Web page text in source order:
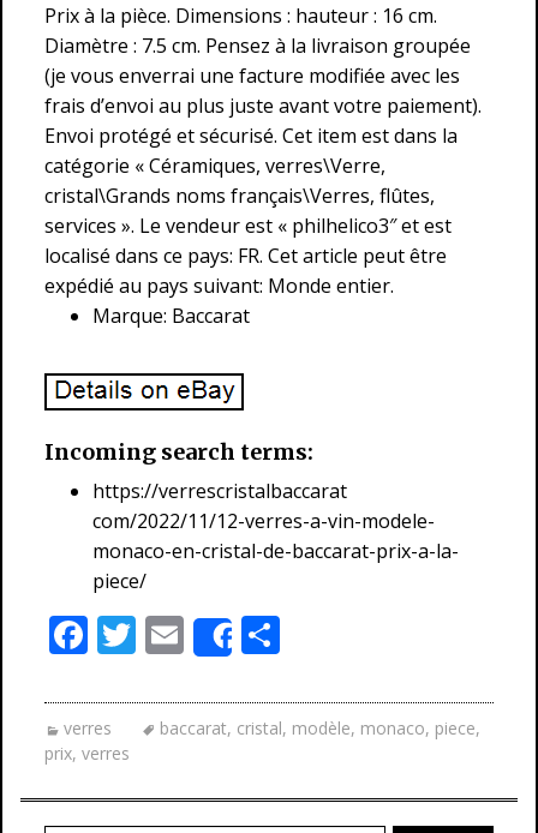
Prix à la pièce. Dimensions : hauteur : 16 cm.
Diamètre : 7.5 cm. Pensez à la livraison groupée
(je vous enverrai une facture modifiée avec les
frais d’envoi au plus juste avant votre paiement).
Envoi protégé et sécurisé. Cet item est dans la
catégorie « Céramiques, verres\Verre,
cristal\Grands noms français\Verres, flûtes,
services ». Le vendeur est « philhelico3″ et est
localisé dans ce pays: FR. Cet article peut être
expédié au pays suivant: Monde entier.
Marque: Baccarat
Incoming search terms:
https://verrescristalbaccarat
com/2022/11/12-verres-a-vin-modele-
monaco-en-cristal-de-baccarat-prix-a-la-
piece/
F
ac
e
b
o
T
w
itt
er
E
m
ai
l
Share
ta
g
er
verres baccarat, cristal, modèle, monaco, piece,
prix, verres